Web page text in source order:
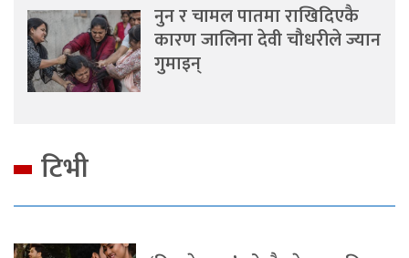
नुन र चामल पातमा राखिदिएकै
कारण जालिना देवी चौधरीले ज्यान
गुमाइन्
टिभी